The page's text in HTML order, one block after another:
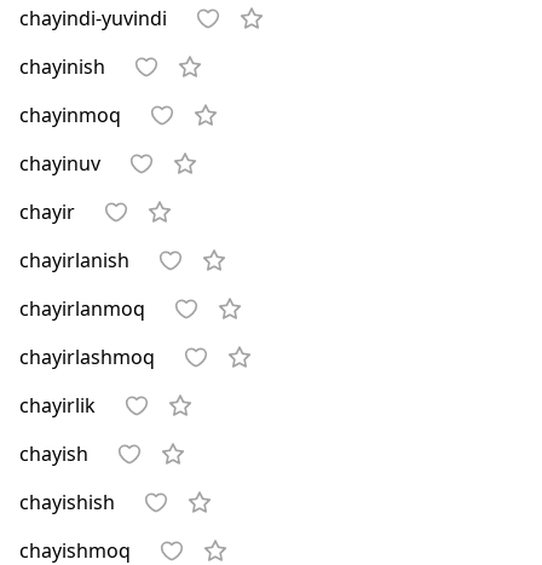
chayindi-yuvindi
chayinish
chayinmoq
chayinuv
chayir
chayirlanish
chayirlanmoq
chayirlashmoq
chayirlik
chayish
chayishish
chayishmoq